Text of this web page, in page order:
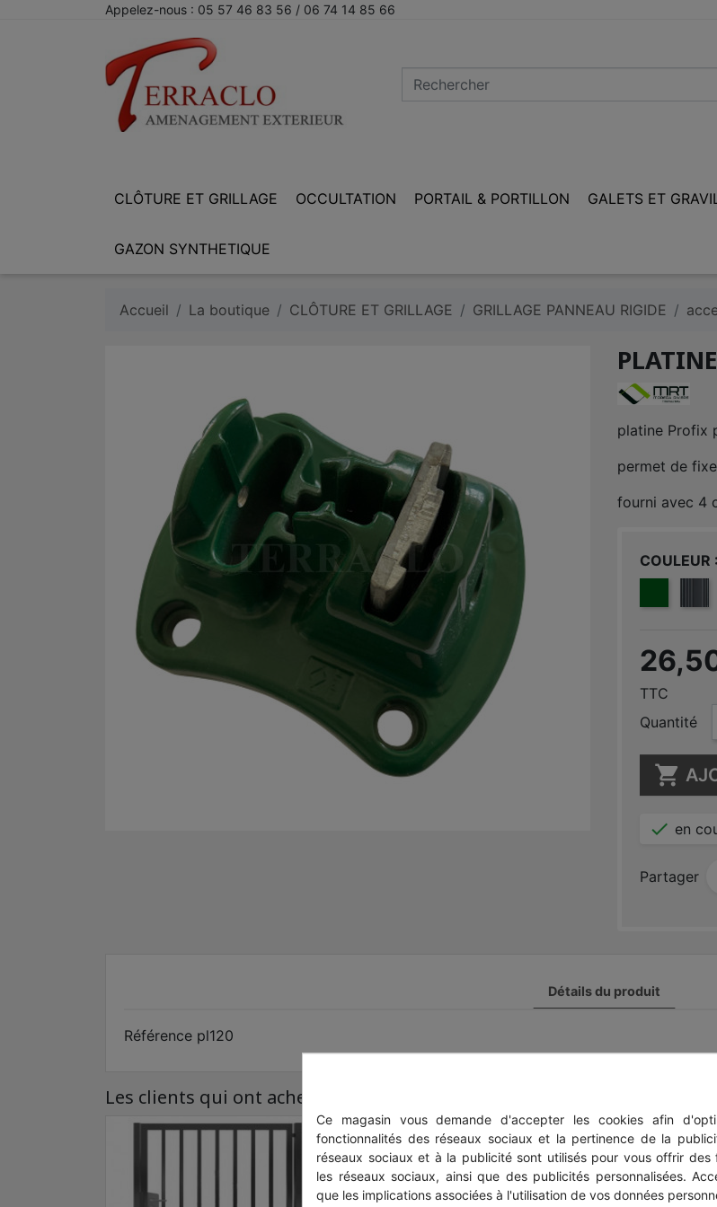
Appelez-nous : 05 57 46 83 56 / 06 74 14 85 66
CLÔTURE ET GRILLAGE OCCULTATION PORTAIL & PORTILLON GALETS ET
GAZON SYNTHETIQUE
Accueil La boutique CLÔTURE ET GRILLAGE GRILLAGE PANNEAU RIGIDE
platine Profix
permet de
fourni avec 4
COULEUR
TTC
Quantité

 en
Partager
Détails du produit
Référence pl120
Les clients qui ont acheté ce produit ont également acheté...
Ce magasin vous demande d'accepter les cookies afin
fonctionnalités des réseaux sociaux et la pertinence de la
réseaux sociaux et à la publicité sont utilisés pour vous offrir des
les réseaux sociaux, ainsi que des publicités personnalisées.
que les implications associées à l'utilisation de vos données